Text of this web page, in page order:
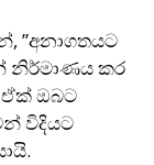
”අනාගතයට
නිර්මාණය කර
ඒක් ඔබට
විදියට